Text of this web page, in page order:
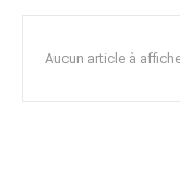
Aucun article à